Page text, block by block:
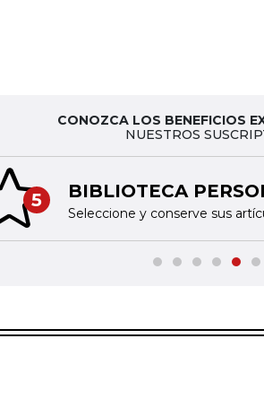
CONOZCA LOS BENEFICIOS
NUESTROS
5 BIBLIOTECA
Seleccione y conserve sus
slide